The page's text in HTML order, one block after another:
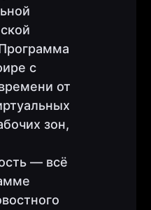
с
от
зон,
— всё
16